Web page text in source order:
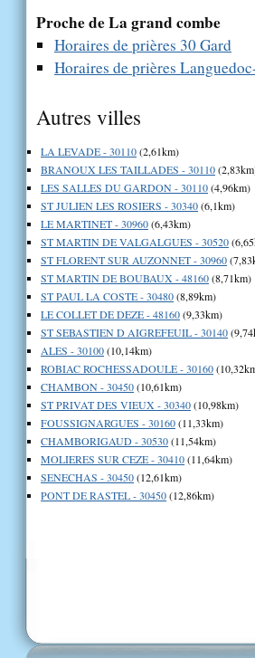
Proche de La grand combe
Horaires de prières 30 Gard
Horaires de prières
Autres villes
LA LEVADE - 30110(2,61km)
BRANOUX LES TAILLADES - 30110
LES SALLES DU GARDON - 30110(4,96km)
ST JULIEN LES ROSIERS - 30340(6,1km)
LE MARTINET - 30960(6,43km)
ST MARTIN DE VALGALGUES - 30520
ST FLORENT SUR AUZONNET - 30960
ST MARTIN DE BOUBAUX - 48160(8,71km)
ST PAUL LA COSTE - 30480(8,89km)
LE COLLET DE DEZE - 48160(9,33km)
ST SEBASTIEN D AIGREFEUIL - 30140
ALES - 30100(10,14km)
ROBIAC ROCHESSADOULE - 30160
CHAMBON - 30450(10,61km)
ST PRIVAT DES VIEUX - 30340(10,98km)
FOUSSIGNARGUES - 30160(11,33km)
CHAMBORIGAUD - 30530(11,54km)
MOLIERES SUR CEZE - 30410(11,64km)
SENECHAS - 30450(12,61km)
PONT DE RASTEL - 30450(12,86km)